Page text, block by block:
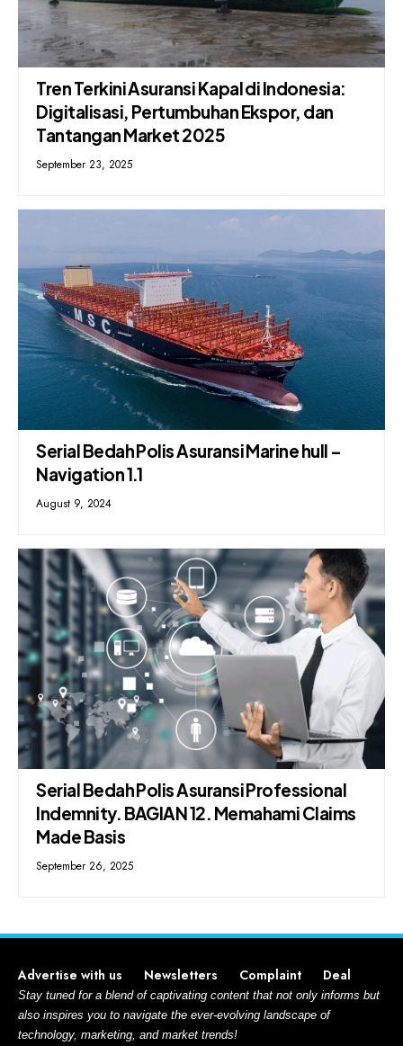
​​Tren Terkini Asuransi Kapal di Indonesia:
Digitalisasi, Pertumbuhan Ekspor, dan
Tantangan Market 2025
September 23, 2025
Serial Bedah Polis Asuransi Marine hull –
Navigation 1.1
August 9, 2024
Serial Bedah Polis Asuransi Professional
Indemnity. BAGIAN 12. Memahami Claims
Made Basis
September 26, 2025
Advertise with us Newsletters Complaint Deal
Stay tuned for a blend of captivating content that not only informs but
also inspires you to navigate the ever-evolving landscape of
technology, marketing, and market trends!